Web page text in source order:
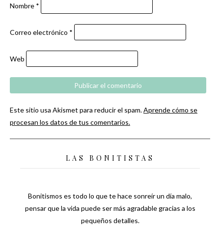
Nombre *
Correo electrónico *
Web
Este sitio usa Akismet para reducir el spam.Aprende cómo se
procesan los datos de tus comentarios.
LAS BONITISTAS
Bonitismos es todo lo que te hace sonreír un día malo,
pensar que la vida puede ser más agradable gracias a los
pequeños detalles.